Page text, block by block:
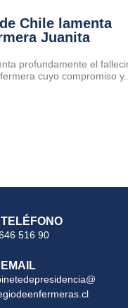
Chile lamenta
Juanita
profundamente el
cuyo compromiso
TELÉFONO
516 90
EMAIL